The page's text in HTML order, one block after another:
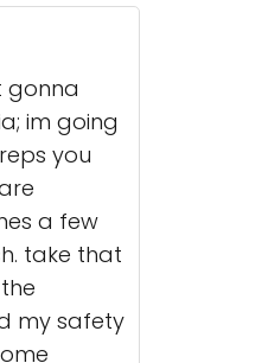
gonna
im going
you
a few
take that
my safety